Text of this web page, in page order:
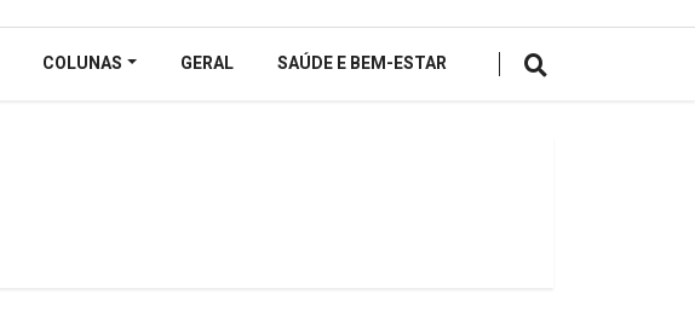
COLUNAS GERAL SAÚDE E BEM-ESTAR